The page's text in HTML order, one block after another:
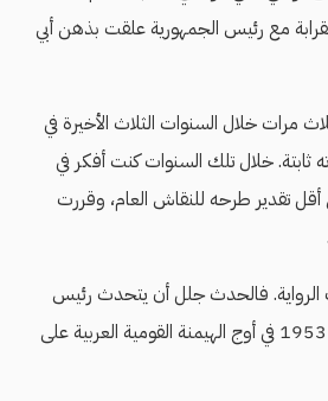
مع رئيس الجمهورية علقت بذهن أبي
مرات خلال السنوات الثلاث الأخيرة في
ثابتة. خلال تلك السنوات كنت أفكر في
تقدير طرحه للنقاش العام، وقررت
فالحدث جلل أن يتحدث رئيس
مصري بلغة محلية في عام 1953 في أوج الهيمنة القومية العربية على